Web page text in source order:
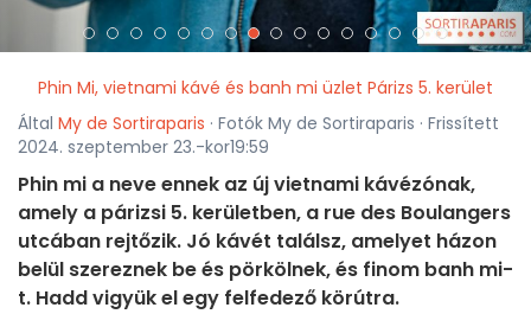
Phin Mi, vietnami kávé és banh mi üzlet Párizs 5. kerület
Által My de Sortiraparis · Fotók My de Sortiraparis · Frissített
2024. szeptember 23.-kor19:59
Phin mi a neve ennek az új vietnami kávézónak,
amely a párizsi 5. kerületben, a rue des Boulangers
utcában rejtőzik. Jó kávét találsz, amelyet házon
belül szereznek be és pörkölnek, és finom banh mi-
t. Hadd vigyük el egy felfedező körútra.